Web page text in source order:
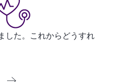
した。これからどうすれ
すか？